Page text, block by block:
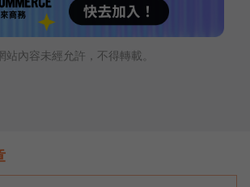
站內容未經允許，不得轉載。